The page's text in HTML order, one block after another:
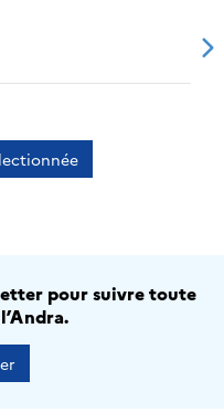
pour suivre toute